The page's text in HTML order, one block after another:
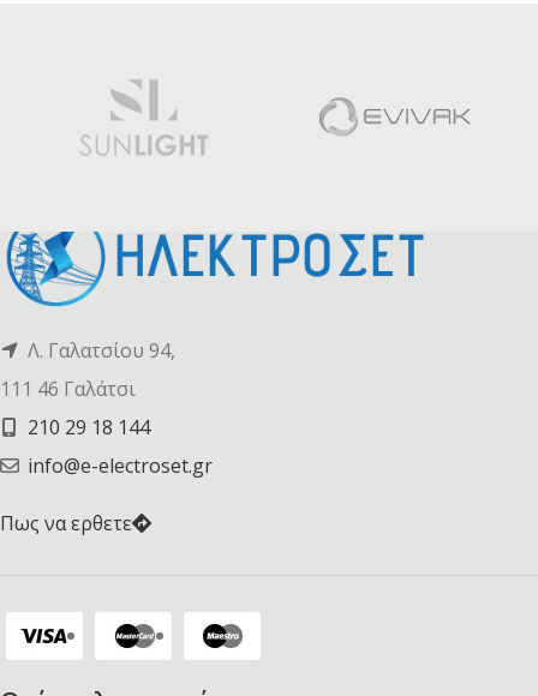
Λ. Γαλατσίου 94,
111 46 Γαλάτσι
210 29 18 144
info@e-electroset.gr
Πως να ερθετε